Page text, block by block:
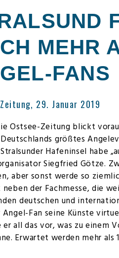
MEHR
FANS
29. Januar 2019
ie Ostsee-Zeitung blickt
Deutschlands größtes
Stralsunder Hafeninsel habe
Siegfried Götze.
aber sonst werde so
der Fachmesse, die
deutschen und
Angel-Fan seine Künste
all das vor, was zu einem
Erwartet werden mehr als